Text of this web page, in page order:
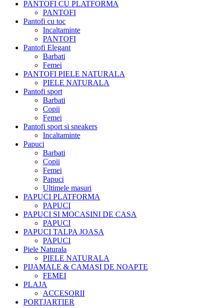
PANTOFI CU PLATFORMA
PANTOFI
Pantofi cu toc
Incaltaminte
PANTOFI
Pantofi Elegant
Barbati
Femei
PANTOFI PIELE NATURALA
PIELE NATURALA
Pantofi sport
Barbati
Copii
Femei
Pantofi sport si sneakers
Incaltaminte
Papuci
Barbati
Copii
Femei
Papuci
Ultimele masuri
PAPUCI PLATFORMA
PAPUCI
PAPUCI SI MOCASINI DE CASA
PAPUCI
PAPUCI TALPA JOASA
PAPUCI
Piele Naturala
PIELE NATURALA
PIJAMALE & CAMASI DE NOAPTE
FEMEI
PLAJA
ACCESORII
PORTJARTIER